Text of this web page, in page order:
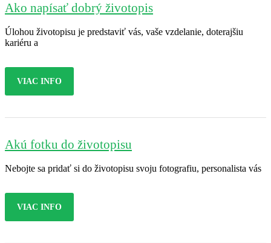
Ako napísať dobrý životopis
Úlohou životopisu je predstaviť vás, vaše vzdelanie, doterajšiu
kariéru a
VIAC INFO
Akú fotku do životopisu
Nebojte sa pridať si do životopisu svoju fotografiu, personalista vás
VIAC INFO